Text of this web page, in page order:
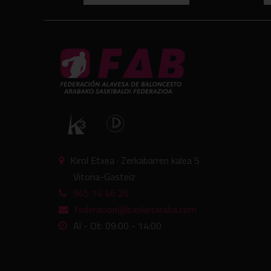
Kirol Etxea · Zerkabarren kalea 5
Vitoria-Gasteiz
945 14 46 26
federacion@basketaraba.com
Al - Ot: 09:00 - 14:00